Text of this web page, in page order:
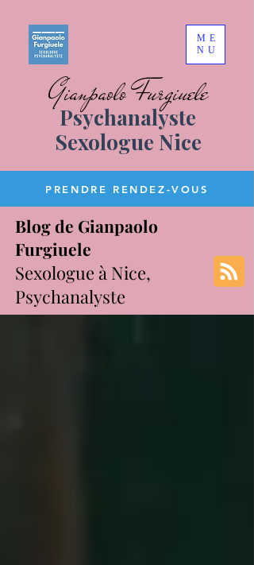
Gianpaolo Furgiuele
Psychanalyste
Sexologue Nice
PRENDRE RENDEZ-VOUS
ME
NU
Blog de Gianpaolo
Furgiuele
Sexologue à Nice,
Psychanalyste